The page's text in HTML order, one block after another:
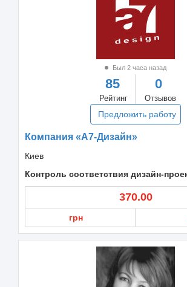
Был 2 часа назад
85
Рейтинг
0
Отзывов
Предложить работу
Компания «А7-Дизайн»
Киев
Контроль соответствия дизайн-
370.00
грн